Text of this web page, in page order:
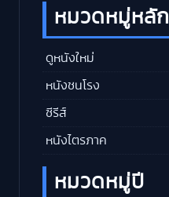
หมวดหมู่หลัก
ดูหนังใหม่
หนังชนโรง
ซีรีส์
หนังไตรภาค
หมวดหมู่ปี